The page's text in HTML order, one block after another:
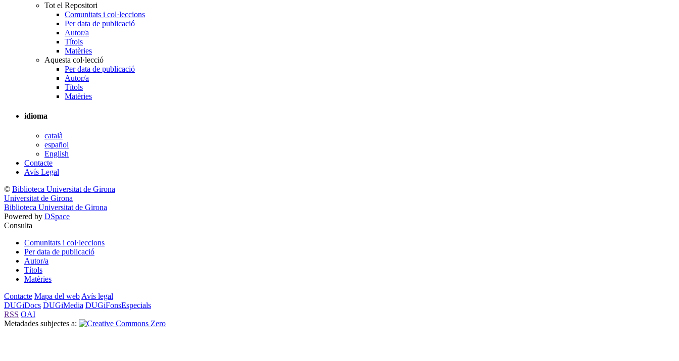
Tot el Repositori
Comunitats i col·leccions
Per data de publicació
Autor/a
Títols
Matèries
Aquesta col·lecció
Per data de publicació
Autor/a
Títols
Matèries
idioma
català
español
English
Contacte
Avís Legal
© Biblioteca Universitat de Girona
Universitat de Girona
Biblioteca Universitat de Girona
Powered by DSpace
Consulta
Comunitats i col·leccions
Per data de publicació
Autor/a
Títols
Matèries
Contacte Mapa del webAvís legal
DUGiDocs DUGiMedia DUGiFonsEspecials
RSS OAI
Metadades subjectes a: